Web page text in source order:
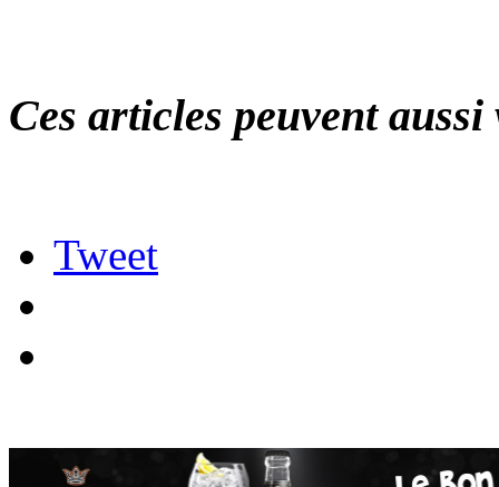
Ces articles peuvent
Tweet